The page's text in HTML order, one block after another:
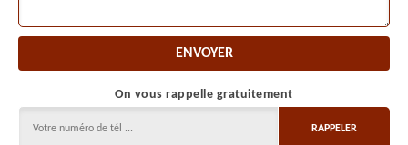
On vous rappelle gratuitement